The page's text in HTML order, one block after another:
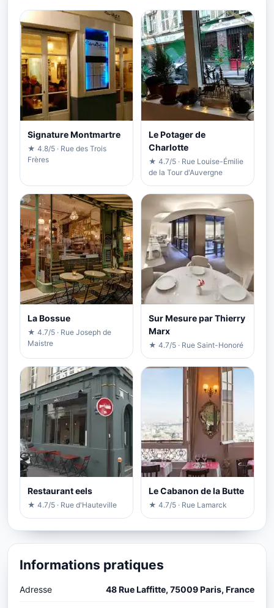
Signature Montmartre
★ 4.8/5 · Rue des Trois
Frères
Le Potager de
Charlotte
★ 4.7/5 · Rue Louise-Émilie
de la Tour d'Auvergne
La Bossue
★ 4.7/5 · Rue Joseph de
Maistre
Sur Mesure par Thierry
Marx
★ 4.7/5 · Rue Saint-Honoré
Restaurant eels
★ 4.7/5 · Rue d'Hauteville
Le Cabanon de la Butte
★ 4.7/5 · Rue Lamarck
Informations pratiques
Adresse 48 Rue Laffitte, 75009 Paris, France